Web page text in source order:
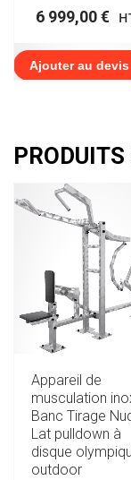
6 999,00€
Ajouter au devis
Appareil de
musculation
Banc Tirage
Lat pulldown à
disque
outdoor